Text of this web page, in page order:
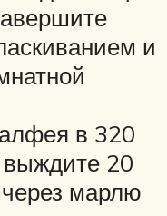
и
в 320
20
марлю